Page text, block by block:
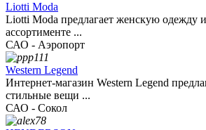
Liotti Moda
Liotti Moda предлагает женскую одежду
ассортименте ...
САО - Аэропорт
Western Legend
Интернет-магазин Western Legend
стильные вещи ...
САО - Сокол